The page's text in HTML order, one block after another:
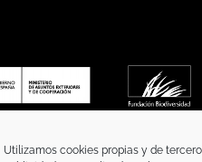
Utilizamos cookies propias y de